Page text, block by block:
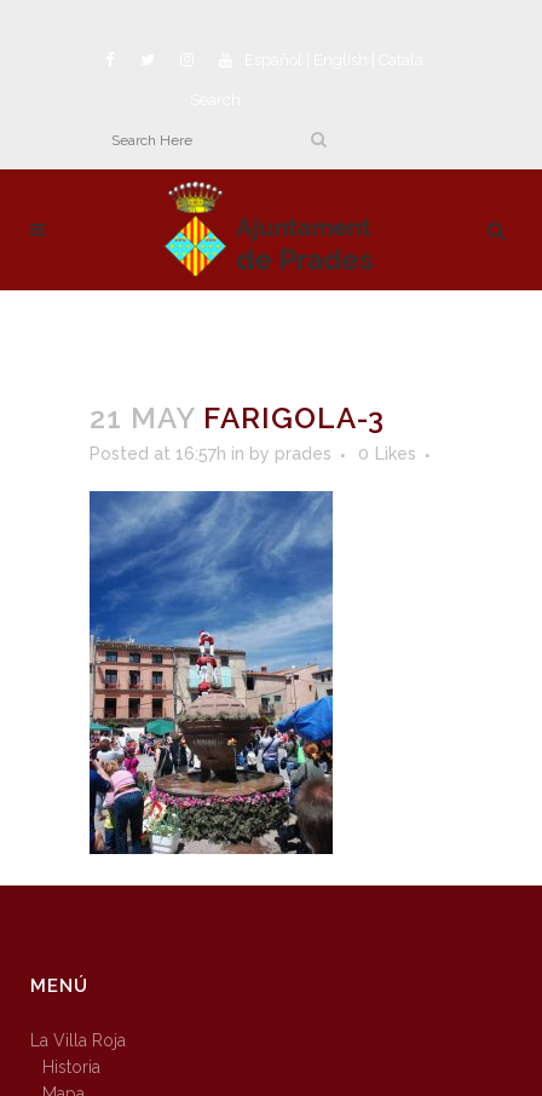
21 MAY FARIGOLA-3
Posted at 16:57h in by prades 0 Likes
MENÚ
La Villa Roja
Historia